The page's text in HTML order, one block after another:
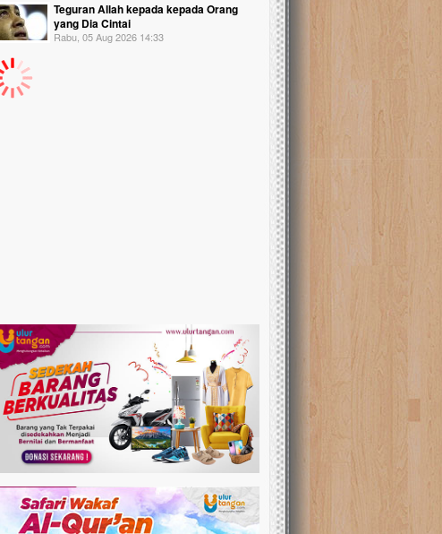
Teguran Allah kepada kepada Orang
yang Dia Cintai
Rabu, 05 Aug 2026 14:33